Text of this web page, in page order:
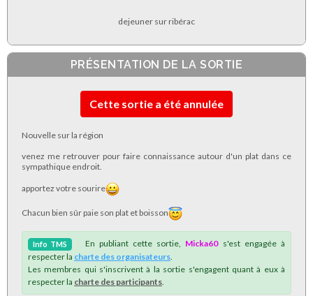
dejeuner sur ribérac
PRÉSENTATION DE LA SORTIE
Cette sortie a été annulée
Nouvelle sur la région
venez me retrouver pour faire connaissance autour d'un plat dans ce
sympathique endroit.
apportez votre sourire
Chacun bien sûr paie son plat et boisson
Info TMS En publiant cette sortie, Micka60s'est engagée à
respecter la charte des organisateurs
Les membres qui s'inscrivent à la sortie s'engagent quant à eux à
respecter la charte des participants